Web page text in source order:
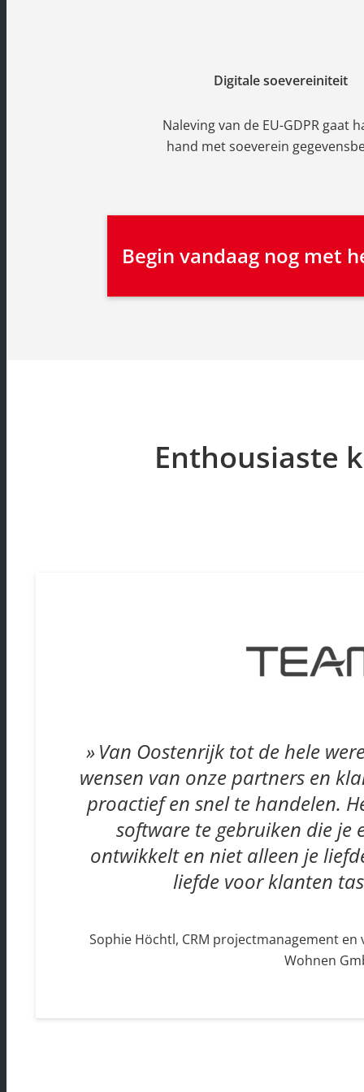
Digitale soevereiniteit
Naleving van de EU-GDPR gaat
hand met soeverein
Begin vandaag nog met
Enthousiaste
Van Oostenrijk tot de hele
wensen van onze partners en
proactief en snel te handelen.
software te gebruiken die je
ontwikkelt en niet alleen je
liefde voor klanten
Sophie Höchtl, CRM projectmanagement
Wohnen